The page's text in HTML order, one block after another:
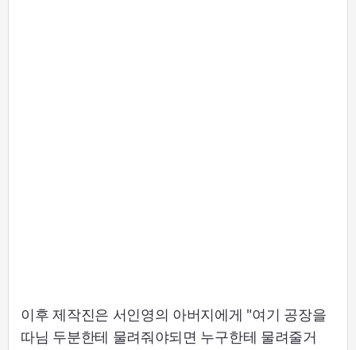
이후 제작진은 서인영의 아버지에게 "여기 공장을
따님 두분한테 물려줘야되면 누구한테 물려줄거